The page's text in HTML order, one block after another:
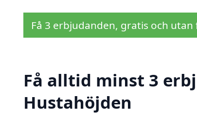
Få 3 erbjudanden, gratis och
Få alltid minst 3
Hustahöjden